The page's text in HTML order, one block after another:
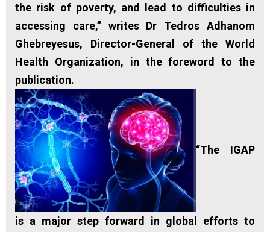
the risk of poverty, and lead to difficulties in
accessing care,” writes Dr Tedros Adhanom
Ghebreyesus, Director-General of the World
Health Organization, in the foreword to the
publication.
“The IGAP
is a major step forward in global efforts to